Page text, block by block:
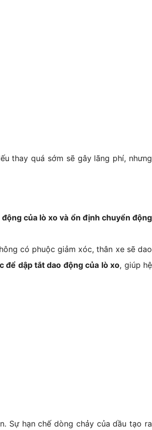
thay quá sớm sẽ gây lãng phí, nhưng
của lò xo và ổn định chuyển động
có phuộc giảm xóc, thân xe sẽ dao
để dập tắt dao động của lò xo, giúp hệ
Sự hạn chế dòng chảy của dầu tạo ra